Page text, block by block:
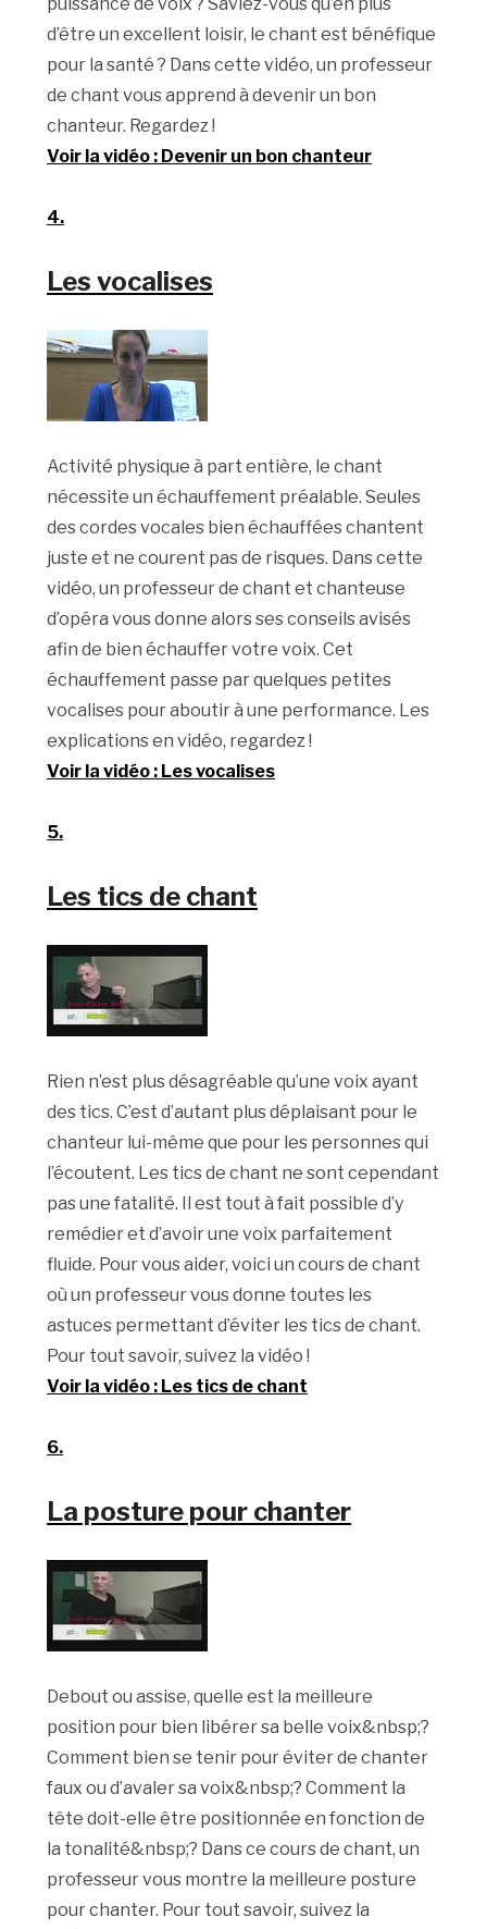
puissance de voix ? Saviez-vous qu’en plus
d’être un excellent loisir, le chant est bénéfique
pour la santé ? Dans cette vidéo, un professeur
de chant vous apprend à devenir un bon
chanteur. Regardez !
Voir la vidéo : Devenir un bon chanteur
4.
Les vocalises
Activité physique à part entière, le chant
nécessite un échauffement préalable. Seules
des cordes vocales bien échauffées chantent
juste et ne courent pas de risques. Dans cette
vidéo, un professeur de chant et chanteuse
d’opéra vous donne alors ses conseils avisés
afin de bien échauffer votre voix. Cet
échauffement passe par quelques petites
vocalises pour aboutir à une performance. Les
explications en vidéo, regardez !
Voir la vidéo : Les vocalises
5.
Les tics de chant
Rien n’est plus désagréable qu’une voix ayant
des tics. C’est d’autant plus déplaisant pour le
chanteur lui-même que pour les personnes qui
l’écoutent. Les tics de chant ne sont cependant
pas une fatalité. Il est tout à fait possible d’y
remédier et d’avoir une voix parfaitement
fluide. Pour vous aider, voici un cours de chant
où un professeur vous donne toutes les
astuces permettant d’éviter les tics de chant.
Pour tout savoir, suivez la vidéo !
Voir la vidéo : Les tics de chant
6.
La posture pour chanter
Debout ou assise, quelle est la meilleure
position pour bien libérer sa belle voix&nbsp;?
Comment bien se tenir pour éviter de chanter
faux ou d’avaler sa voix&nbsp;? Comment la
tête doit-elle être positionnée en fonction de
la tonalité&nbsp;? Dans ce cours de chant, un
professeur vous montre la meilleure posture
pour chanter. Pour tout savoir, suivez la